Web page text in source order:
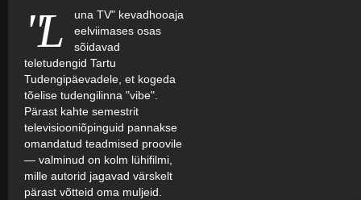
"L
una TV" kevadhooaja
eelviimases osas
sõidavad
teletudengid Tartu
Tudengipäevadele, et kogeda
tõelise tudengilinna "vibe".
Pärast kahte semestrit
televisiooniõpinguid pannakse
omandatud teadmised proovile
— valminud on kolm lühifilmi,
mille autorid jagavad värskelt
pärast võtteid oma muljeid.